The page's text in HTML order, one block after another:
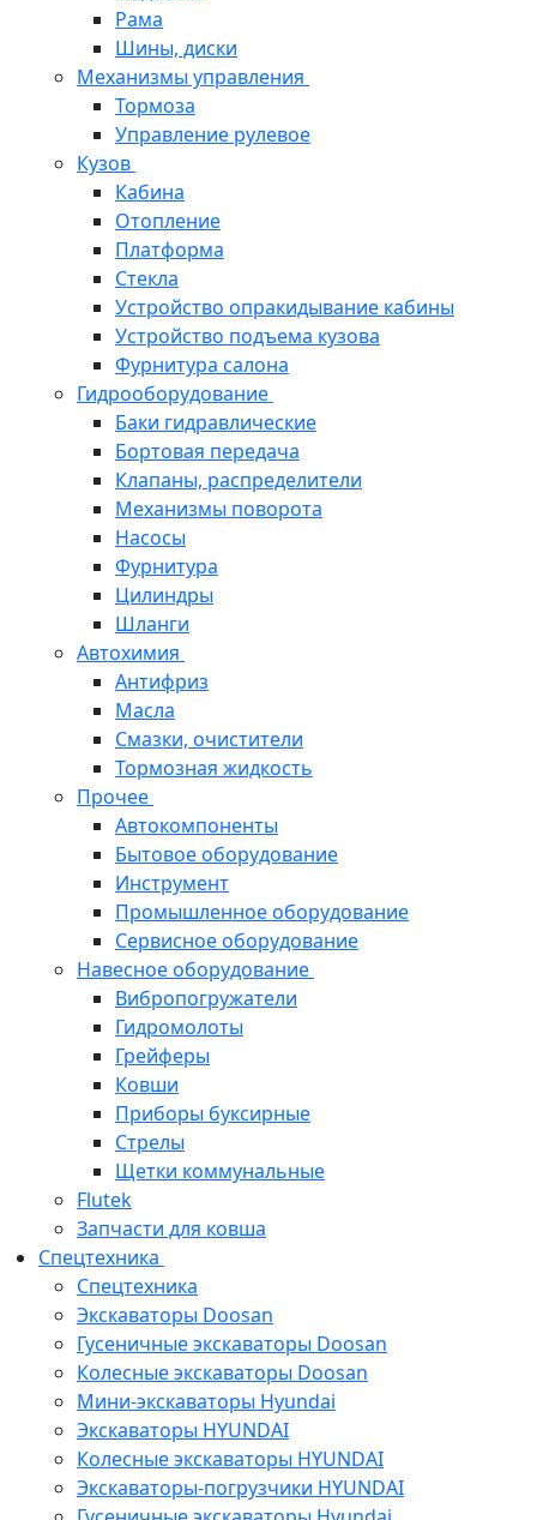
Рама
Шины, диски
Механизмы управления
Тормоза
Управление рулевое
Кузов
Кабина
Отопление
Платформа
Стекла
Устройство опракидывание кабины
Устройство подъема кузова
Фурнитура салона
Гидрооборудование
Баки гидравлические
Бортовая передача
Клапаны, распределители
Механизмы поворота
Насосы
Фурнитура
Цилиндры
Шланги
Автохимия
Антифриз
Масла
Смазки, очистители
Тормозная жидкость
Прочее
Автокомпоненты
Бытовое оборудование
Инструмент
Промышленное оборудование
Сервисное оборудование
Навесное оборудование
Вибропогружатели
Гидромолоты
Грейферы
Ковши
Приборы буксирные
Стрелы
Щетки коммунальные
Flutek
Запчасти для ковша
Спецтехника
Спецтехника
Экскаваторы Doosan
Гусеничные экскаваторы Doosan
Колесные экскаваторы Doosan
Мини-экскаваторы Hyundai
Экскаваторы HYUNDAI
Колесные экскаваторы HYUNDAI
Экскаваторы-погрузчики HYUNDAI